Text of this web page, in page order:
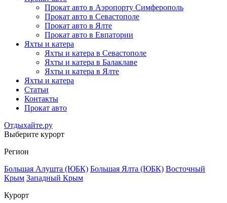
Прокат авто в Аэропорту Симферополь
Прокат авто в Севастополе
Прокат авто в Ялте
Прокат авто в Евпатории
Яхты и катера
Яхты и катера в Севастополе
Яхты и катера в Балаклаве
Яхты и катера в Ялте
Яхты и катера
Статьи
Контакты
Прокат авто
Отдыхайте.ру
Выберите курорт
Регион
Большая Алушта (ЮБК) Большая Ялта (ЮБК) Восточный
Крым Западный Крым
Курорт